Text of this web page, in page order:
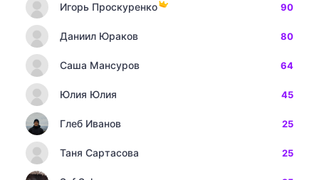
Игорь Проскуренко 90
Даниил Юраков 80
Саша Мансуров 64
Юлия Юлия 45
Глеб Иванов 25
Таня Сартасова 25